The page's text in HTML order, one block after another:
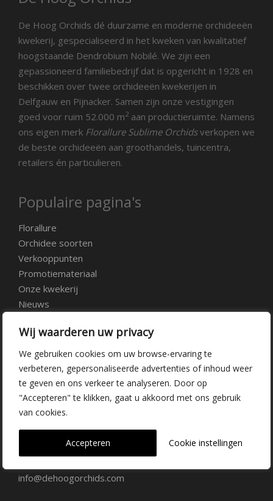
Wij waarderen uw privacy
We gebruiken cookies om uw browse-ervaring te
verbeteren, gepersonaliseerde advertenties of inhoud weer
te geven en ons verkeer te analyseren. Door op
"Accepteren" te klikken, gaat u akkoord met ons gebruik
van cookies.
Cookie instellingen
Accepteren
De Hoog Orchids dé duurzame en moderne orchideeën
kwekerij, gespecialiseerd in het kweken van kwalitatief
hoogstaande Dendrobium Nobilé. We zijn een
gepassioneerd familiebedrijf dat is opgericht in 1928 en
beschikken over twee orchideeën kwekerijen in
Delfgauw en Pijnacker. Samen zijn onze vestigingen
goed voor ruim 52.000 m2 aan productieruimte. Namens
ons eigen merk Florallure Sublime Orchidsverkopen we
de beste orchideeën aan groothandels, tuincentra,
retailers én particulieren.
Populaire pagina's
Florallure
Orchidee soorten
Verkooppunten
Promotiemateriaal
Onze kwekerij
Nieuws
Veelgestelde vragen
Vacatures
Contact
Kwekerij Delfgauw
Vrederustlaan 10
info@dehoogorchids.com